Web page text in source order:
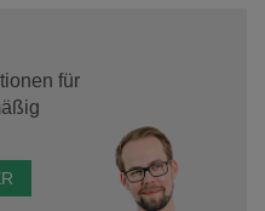
für